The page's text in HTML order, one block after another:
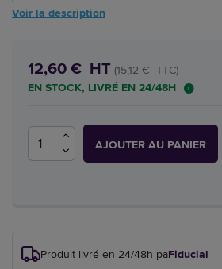
Voir la description
12,60 € HT (15,12 € TTC)
EN STOCK, LIVRÉ EN 24/48H
AJOUTER AU PANIER
Produit livré en 24/48h parFiducial